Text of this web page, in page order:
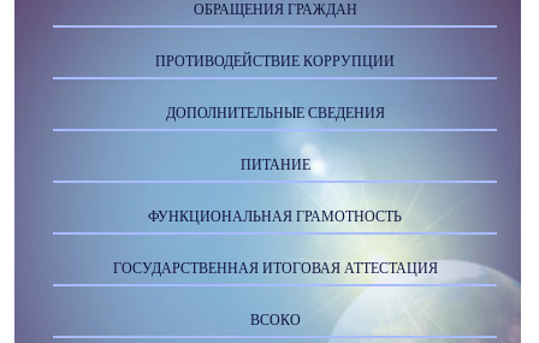
ОБРАЩЕНИЯ ГРАЖДАН
ПРОТИВОДЕЙСТВИЕ КОРРУПЦИИ
ДОПОЛНИТЕЛЬНЫЕ СВЕДЕНИЯ
ПИТАНИЕ
ФУНКЦИОНАЛЬНАЯ ГРАМОТНОСТЬ
ГОСУДАРСТВЕННАЯ ИТОГОВАЯ АТТЕСТАЦИЯ
ВСОКО